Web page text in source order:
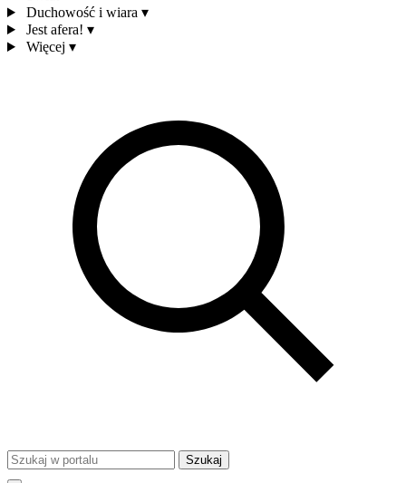
Duchowość i wiara ▾
Jest afera! ▾
Więcej ▾
Szukaj